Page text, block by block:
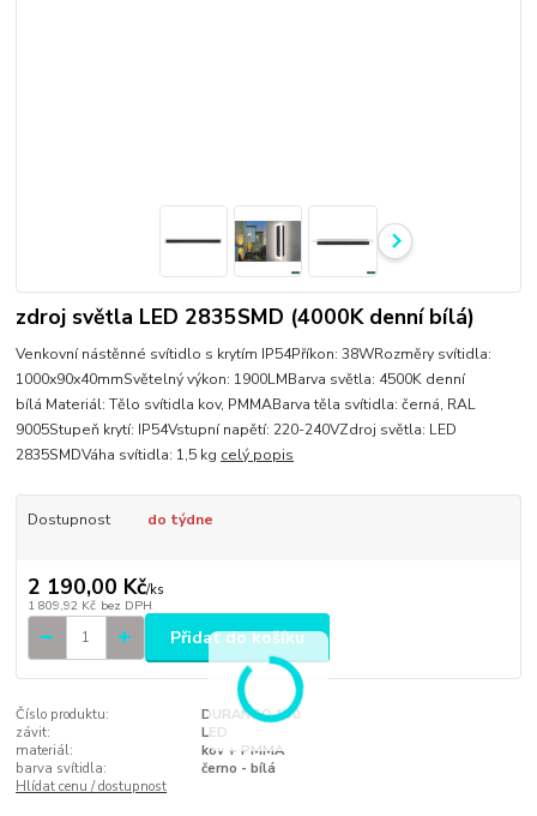
zdroj světla LED 2835SMD (4000K denní bílá)
Venkovní nástěnné svítidlo s krytím IP54Příkon: 38WRozměry svítidla:
1000x90x40mmSvětelný výkon: 1900LMBarva světla: 4500K denní
bílá Materiál: Tělo svítidla kov, PMMABarva těla svítidla: černá, RAL
9005Stupeň krytí: IP54Vstupní napětí: 220-240VZdroj světla: LED
2835SMDVáha svítidla: 1,5 kg celý popis
Dostupnost do týdne
2 190,00 Kč/ks
1 809,92 Kč bez DPH
Přidat do košíku
Číslo produktu:
DURANGO 100
závit:
LED
materiál:
kov + PMMA
barva svítidla:
černo - bílá
Hlídat cenu / dostupnost